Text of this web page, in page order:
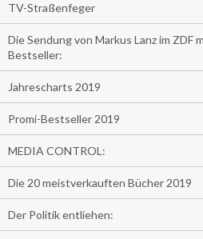
TV-Straßenfeger
Die Sendung von Markus Lanz im ZDF
Bestseller:
Jahrescharts 2019
Promi-Bestseller 2019
MEDIA CONTROL:
Die 20 meistverkauften Bücher 2019
Der Politik entliehen: